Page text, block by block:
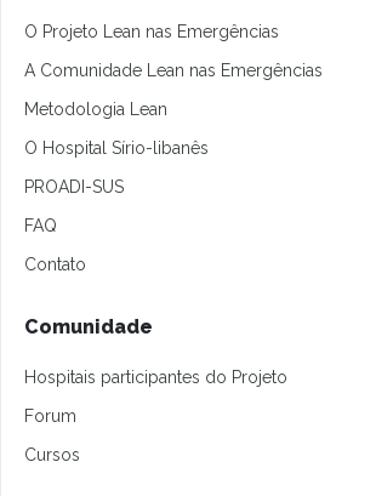
O Projeto Lean nas Emergências
A Comunidade Lean nas Emergências
Metodologia Lean
O Hospital Sírio-libanês
PROADI-SUS
FAQ
Contato
Comunidade
Hospitais participantes do Projeto
Forum
Cursos